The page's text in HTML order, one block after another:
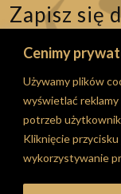
Cenimy
Używamy plików
wyświetlać
potrzeb
Kliknięcie
wykorzystywanie
Zapisz się
nowościami!
Wyrażam
osobowych w
zgodnymi z